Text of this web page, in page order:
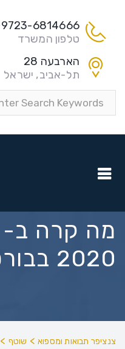
9723-6814666+
טלפון המשרד
הארבעה 28
תל-אביב, ישראל
2020 בבורסאות?
צנציפר תבואות ומספוא > שוטף >